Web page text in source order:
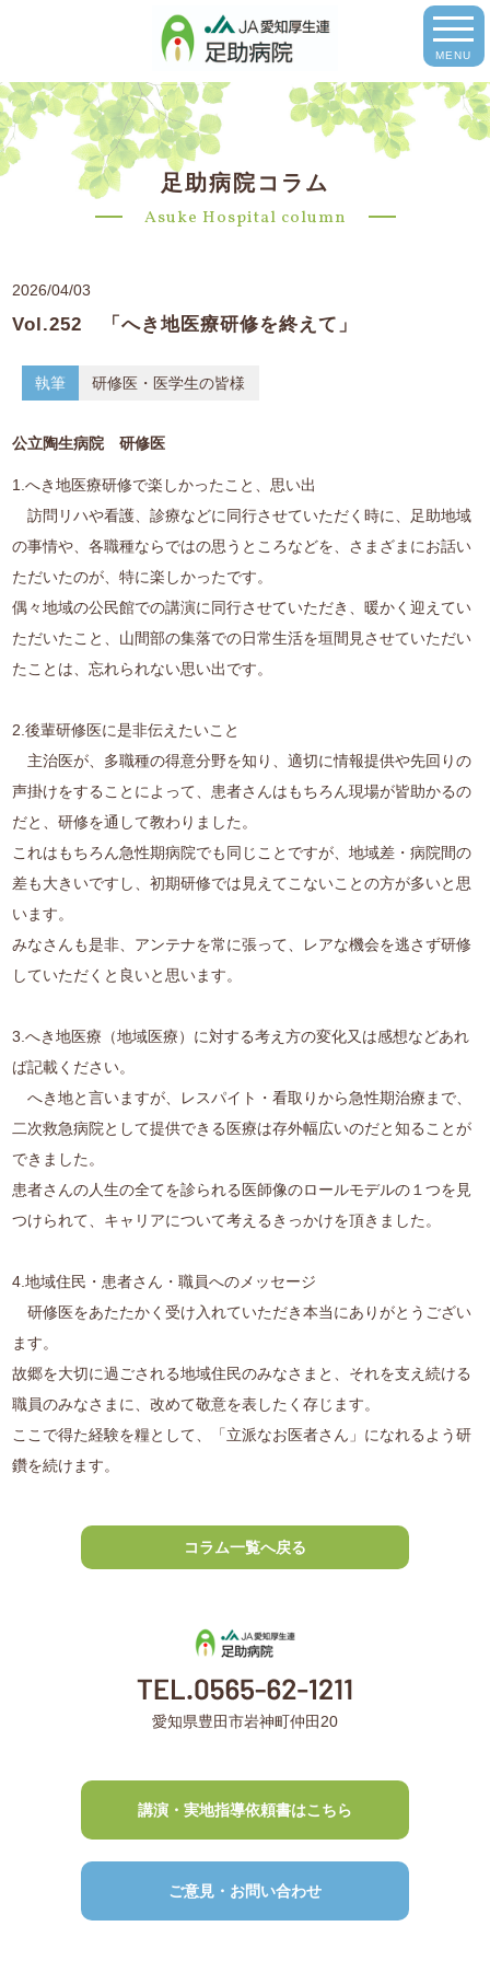
MENU
足助病院コラム
Asuke Hospital column
2026/04/03
Vol.252 「へき地医療研修を終えて」
執筆 研修医・医学生の皆様
公立陶生病院 研修医
1.へき地医療研修で楽しかったこと、思い出
訪問リハや看護、診療などに同行させていただく時に、足助地域
の事情や、各職種ならではの思うところなどを、さまざまにお話い
ただいたのが、特に楽しかったです。
偶々地域の公民館での講演に同行させていただき、暖かく迎えてい
ただいたこと、山間部の集落での日常生活を垣間見させていただい
たことは、忘れられない思い出です。
2.後輩研修医に是非伝えたいこと
主治医が、多職種の得意分野を知り、適切に情報提供や先回りの
声掛けをすることによって、患者さんはもちろん現場が皆助かるの
だと、研修を通して教わりました。
これはもちろん急性期病院でも同じことですが、地域差・病院間の
差も大きいですし、初期研修では見えてこないことの方が多いと思
います。
みなさんも是非、アンテナを常に張って、レアな機会を逃さず研修
していただくと良いと思います。
3.へき地医療（地域医療）に対する考え方の変化又は感想などあれ
ば記載ください。
へき地と言いますが、レスパイト・看取りから急性期治療まで、
二次救急病院として提供できる医療は存外幅広いのだと知ることが
できました。
患者さんの人生の全てを診られる医師像のロールモデルの１つを見
つけられて、キャリアについて考えるきっかけを頂きました。
4.地域住民・患者さん・職員へのメッセージ
研修医をあたたかく受け入れていただき本当にありがとうござい
ます。
故郷を大切に過ごされる地域住民のみなさまと、それを支え続ける
職員のみなさまに、改めて敬意を表したく存じます。
ここで得た経験を糧として、「立派なお医者さん」になれるよう研
鑽を続けます。
コラム一覧へ戻る
愛知県豊田市岩神町仲田20
講演・実地指導依頼書はこちら
ご意見・お問い合わせ